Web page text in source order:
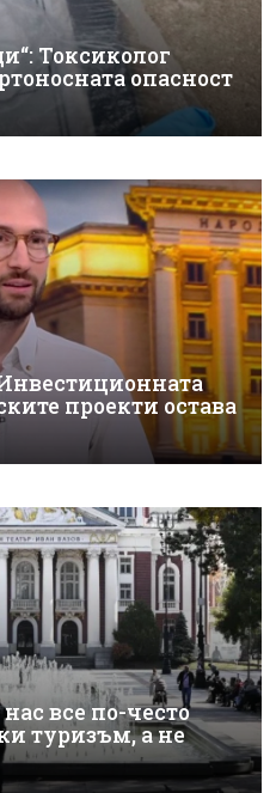
Токсиколог
опасност
проекти остава
все по-често
туризъм, а не